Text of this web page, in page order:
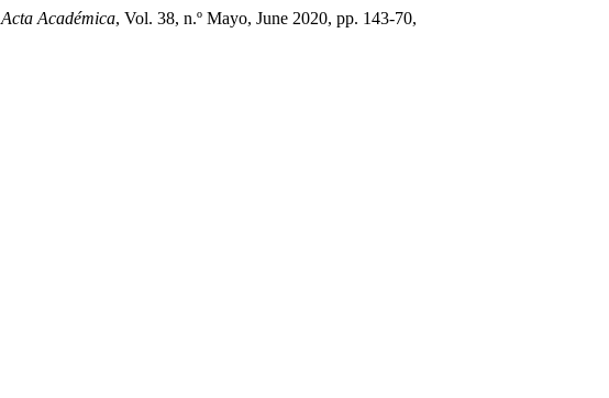
Acta Académica, Vol. 38, n.º Mayo, June 2020, pp. 143-70,